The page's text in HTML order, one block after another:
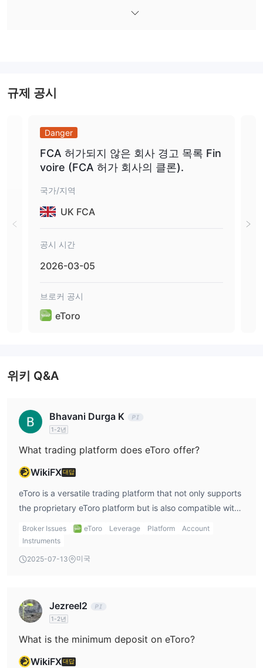
이 섹션에서는 eToro을 거래 플랫폼으로 사용하는 장단점에 대해 논
다음은 영국의 금융행정청(FCA), 호주증권투자위원회(ASIC) 및 키
당국에 의해 허가 및 규제를 받고 있습니다.
해당 회사는 트레이더들의 자금에 추가적인 보호를 제공하는 투자자
보상 기금의 회원이기도 합니다.
그러나 투자 플랫폼의 특성상 거래에는 위험이 따르며, 트레이더들
시장 기구
eToro은 글로벌 시장을 아우르는 다양한 금융 상품을 트레이더들에
트레이더들은 6,202개의 주식, 703개의 ETF, 42개의 상품, 55개의
자산에 접근할 수 있습니다.
이러한 다양한 상품을 통해 트레이더들은 포트폴리오를 다변화하고
eToro는 다양한 금융 상품에 대한 레버리지를 제공합니다. eToro가
은 리스크를 증가시킬 수 있다는 점입니다.
EUR/USD 통화쌍의 스프레드는 1포인트부터 시작하여 대부분의 다
른 브로커보다 경쟁력이 있습니다. 다른 거래 상품의 스프레드에 관
를 방문하실 수 있습니다.
수수료에 대해서는 ETF 또는 CFD 거래 시 수수료가 없습니다. 그러
나 주식 거래에는 $1 또는 $2의 수수료가 있으며, 암호화폐 거래에
는 1%의 수수료가 있습니다.
료, 비활동 수수료 및 환전 수수료가 부과되며, 자세한 정보는 아래
표에서 확인하실 수 있습니다:
거래 플랫폼
eToro은 사용자 친화적이고 직관적인
규제 공시
Danger
FCA 허가되지 않은 회사 경고 목록 Fin
voire (FCA 허가 회사의 클론).
국가/지역
UK FCA
공시 시간
2026-03-05
브로커 공시
eToro
위키 Q&A
Bhavani Durga K
1-2년
What trading platform does eToro offer?
WikiFX대답
eToro is a versatile trading platform that not only supports
the proprietary eToro platform but is also compatible with
the widely used MetaTrader 4.
Broker Issues eToro Leverage Platform
Account
Instruments
2025-07-13 미국
Jezreel2
1-2년
What is the minimum deposit on eToro?
WikiFX대답